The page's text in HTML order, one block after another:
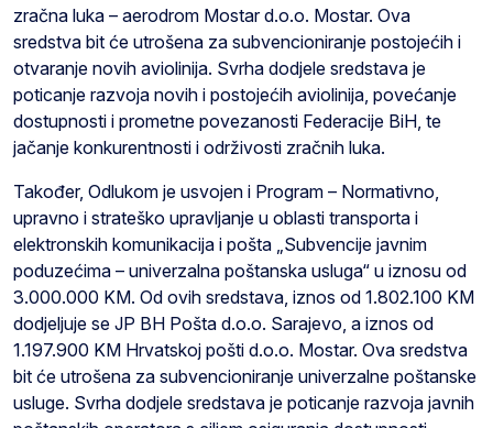
zračna luka – aerodrom Mostar d.o.o. Mostar. Ova
sredstva bit će utrošena za subvencioniranje postojećih i
otvaranje novih aviolinija. Svrha dodjele sredstava je
poticanje razvoja novih i postojećih aviolinija, povećanje
dostupnosti i prometne povezanosti Federacije BiH, te
jačanje konkurentnosti i održivosti zračnih luka.
Također, Odlukom je usvojen i Program – Normativno,
upravno i strateško upravljanje u oblasti transporta i
elektronskih komunikacija i pošta „Subvencije javnim
poduzećima – univerzalna poštanska usluga“ u iznosu od
3.000.000 KM. Od ovih sredstava, iznos od 1.802.100 KM
dodjeljuje se JP BH Pošta d.o.o. Sarajevo, a iznos od
1.197.900 KM Hrvatskoj pošti d.o.o. Mostar. Ova sredstva
bit će utrošena za subvencioniranje univerzalne poštanske
usluge. Svrha dodjele sredstava je poticanje razvoja javnih